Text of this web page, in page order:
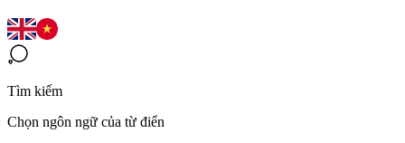
Tìm kiếm
Chọn ngôn ngữ của từ điển